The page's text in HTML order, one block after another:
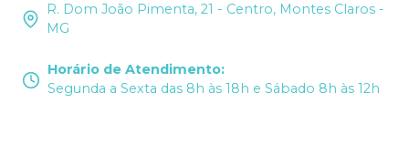
R. Dom João Pimenta, 21 - Centro, Montes Claros -
MG
Horário de Atendimento:
Segunda a Sexta das 8h às 18h e Sábado 8h às 12h